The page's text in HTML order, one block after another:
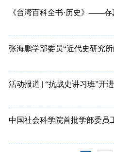
《台湾百科全书·历史》——
张海鹏学部委员“近代史研究
活动报道 | “抗战史讲习班”开
中国社会科学院首批学部委员